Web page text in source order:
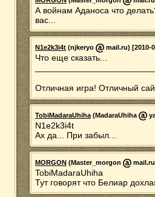
А войнам Аданоса что
вас...
N1e2k3i4t (njkeryo mail.ru) [2010-
Что еще сказать...
Отличная игра! Отличный
TobiMadaraUhiha(MadaraUhiha
N1e2k3i4t
Ах да... При забыл...
MORGON (Master_morgon
TobiMadaraUhiha
Тут говорят что Белиар